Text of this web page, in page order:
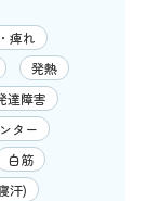
痺れ
発熱
達障害
ター
白筋
汗)